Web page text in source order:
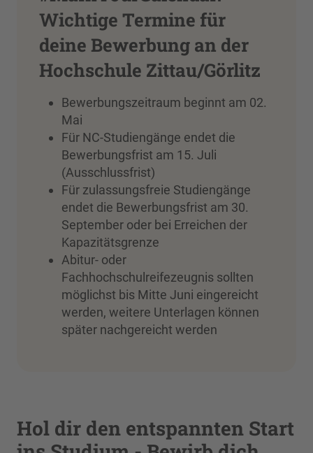
Wichtige Termine für
deine Bewerbung an der
Hochschule Zittau/Görlitz
Bewerbungszeitraum beginnt am 02.
Mai
Für NC-Studiengänge endet die
Bewerbungsfrist am 15. Juli
(Ausschlussfrist)
Für zulassungsfreie Studiengänge
endet die Bewerbungsfrist am 30.
September oder bei Erreichen der
Kapazitätsgrenze
Abitur- oder
Fachhochschulreifezeugnis sollten
möglichst bis Mitte Juni eingereicht
werden, weitere Unterlagen können
später nachgereicht werden
Hol dir den entspannten Start